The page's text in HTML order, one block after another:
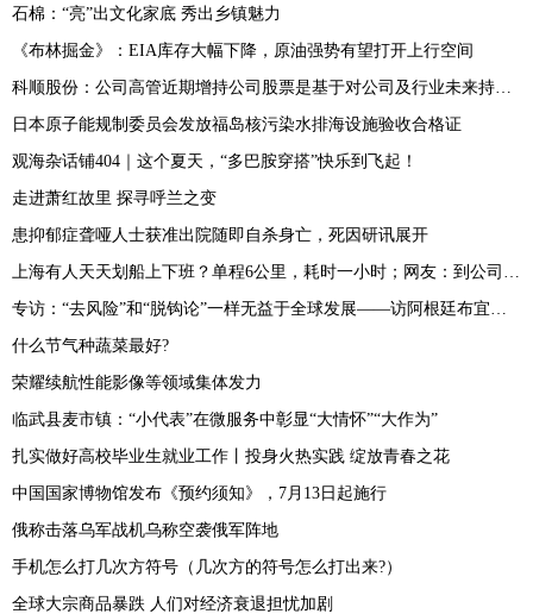
石棉：“亮”出文化家底 秀出乡镇魅力
《布林掘金》：EIA库存大幅下降，原油强势有望打开上行空间
科顺股份：公司高管近期增持公司股票是基于对公司及行业未来持续稳定发展和长期投资价值的信心
日本原子能规制委员会发放福岛核污染水排海设施验收合格证
观海杂话铺404｜这个夏天，“多巴胺穿搭”快乐到飞起！
走进萧红故里 探寻呼兰之变
患抑郁症聋哑人士获准出院随即自杀身亡，死因研讯展开
上海有人天天划船上下班？单程6公里，耗时一小时；网友：到公司先洗澡？
专访：“去风险”和“脱钩论”一样无益于全球发展——访阿根廷布宜诺斯艾利斯大学研究员布斯特洛
什么节气种蔬菜最好?
荣耀续航性能影像等领域集体发力
临武县麦市镇：“小代表”在微服务中彰显“大情怀”“大作为”
扎实做好高校毕业生就业工作丨投身火热实践 绽放青春之花
中国国家博物馆发布《预约须知》，7月13日起施行
俄称击落乌军战机乌称空袭俄军阵地
手机怎么打几次方符号（几次方的符号怎么打出来?）
全球大宗商品暴跌 人们对经济衰退担忧加剧